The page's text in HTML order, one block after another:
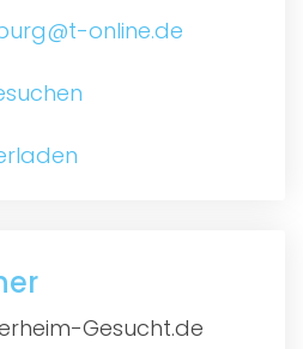
online.de
Gesucht.de